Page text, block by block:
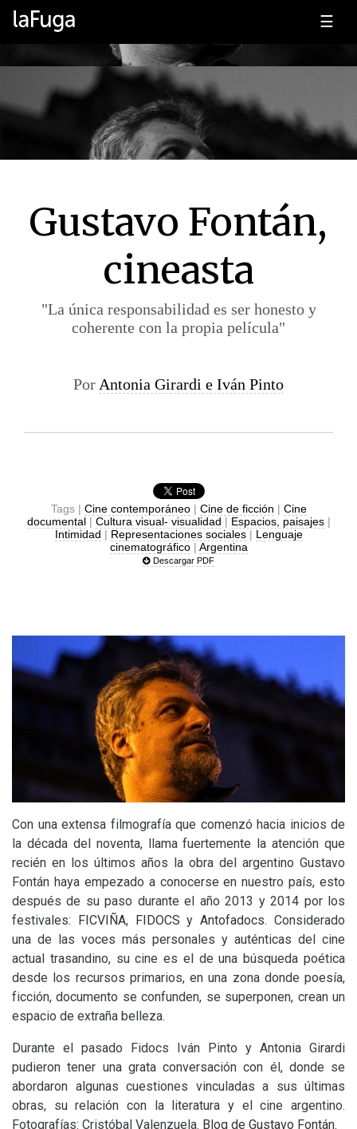
☰
Gustavo Fontán,
cineasta
"La única responsabilidad es ser honesto y
coherente con la propia película"
Por Antonia Girardi e Iván Pinto
Tags | Cine contemporáneo| Cine de ficción | Cine
documental| Cultura visual- visualidad | Espacios, paisajes|
Intimidad | Representaciones sociales| Lenguaje
cinematográfico| Argentina
Descargar PDF
Con una extensa filmografía que comenzó hacia inicios de
la década del noventa, llama fuertemente la atención que
recién en los últimos años la obra del argentino Gustavo
Fontán haya empezado a conocerse en nuestro país, esto
después de su paso durante el año 2013 y 2014 por los
festivales: FICVIÑA, FIDOCS yAntofadocs. Considerado
una de las voces más personales y auténticas del cine
actual trasandino, su cine es el de una búsqueda poética
desde los recursos primarios, en una zona donde poesía,
ficción, documento se confunden, se superponen, crean un
espacio de extraña belleza.
Durante el pasado Fidocs Iván Pinto y Antonia Girardi
pudieron tener una grata conversación con él, donde se
abordaron algunas cuestiones vinculadas a sus últimas
obras, su relación con la literatura y el cine argentino.
Fotografías: Cristóbal Valenzuela. Blog de Gustavo Fontán.